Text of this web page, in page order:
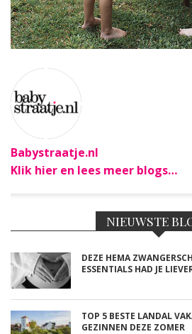
Babystraatje.nl
Klik hier en lees meer blogs…
NIEUWSTE
DEZE HEMA
ESSENTIALS HAD JE
TOP 5 BESTE LANDAL
GEZINNEN DEZE ZOMER